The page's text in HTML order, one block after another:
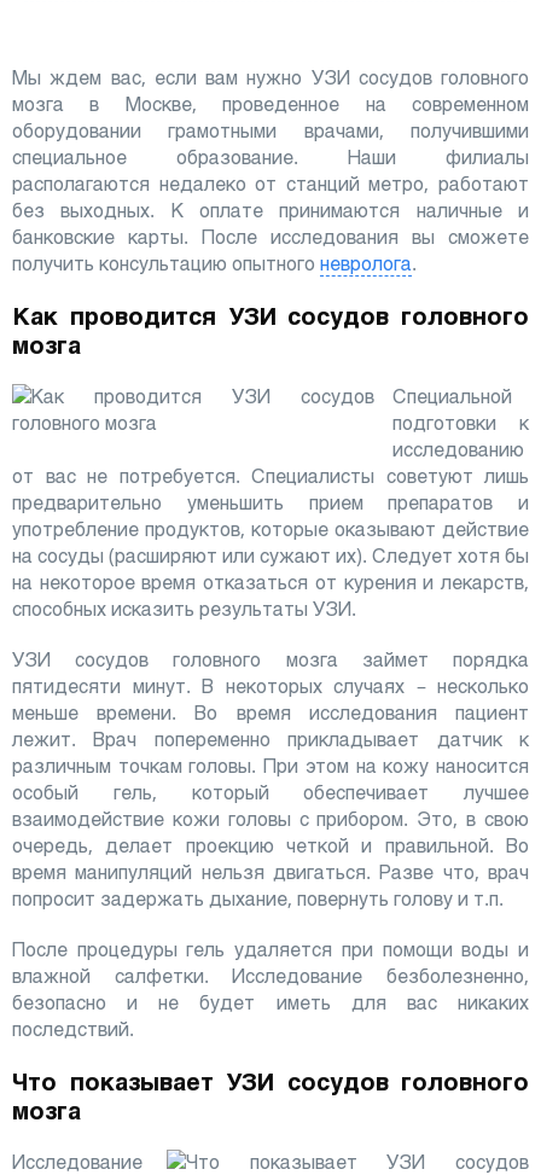
Мы ждем вас, если вам нужно УЗИ сосудов головного
мозга в Москве, проведенное на современном
оборудовании грамотными врачами, получившими
специальное образование. Наши филиалы
располагаются недалеко от станций метро, работают
без выходных. К оплате принимаются наличные и
банковские карты. После исследования вы сможете
получить консультацию опытного невролога.
Как проводится УЗИ сосудов головного
мозга
Специальной
подготовки к
исследованию
от вас не потребуется. Специалисты советуют лишь
предварительно уменьшить прием препаратов и
употребление продуктов, которые оказывают действие
на сосуды (расширяют или сужают их). Следует хотя бы
на некоторое время отказаться от курения и лекарств,
способных исказить результаты УЗИ.
УЗИ сосудов головного мозга займет порядка
пятидесяти минут. В некоторых случаях – несколько
меньше времени. Во время исследования пациент
лежит. Врач попеременно прикладывает датчик к
различным точкам головы. При этом на кожу наносится
особый гель, который обеспечивает лучшее
взаимодействие кожи головы с прибором. Это, в свою
очередь, делает проекцию четкой и правильной. Во
время манипуляций нельзя двигаться. Разве что, врач
попросит задержать дыхание, повернуть голову и т.п.
После процедуры гель удаляется при помощи воды и
влажной салфетки. Исследование безболезненно,
безопасно и не будет иметь для вас никаких
последствий.
Что показывает УЗИ сосудов головного
мозга
Исследование